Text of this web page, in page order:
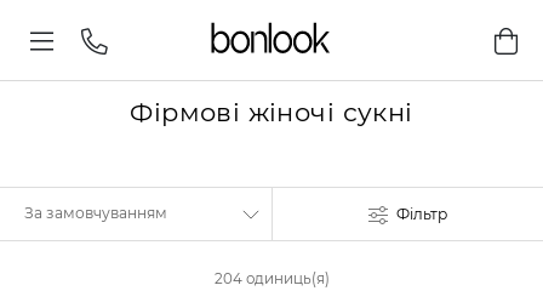
Фірмові жіночі сукні
Фільтр
204 одиниць(я)